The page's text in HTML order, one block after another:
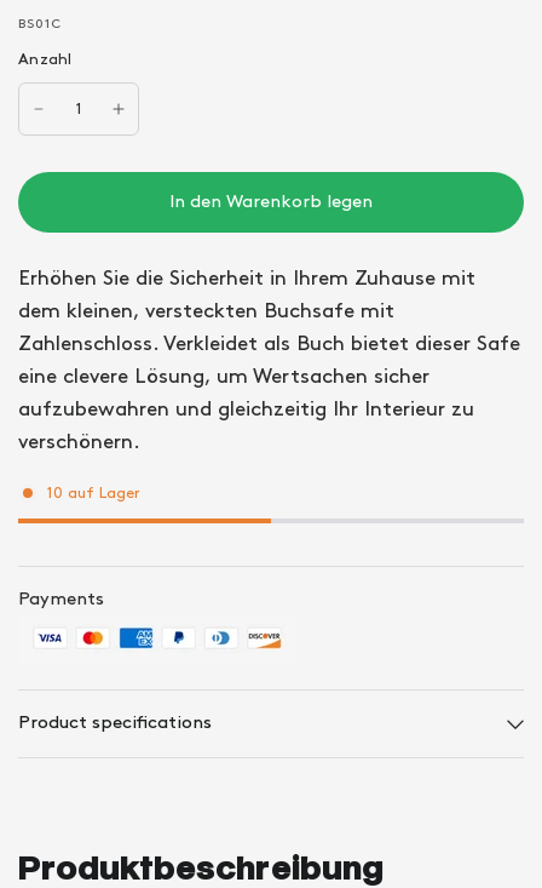
BS01C
Anzahl
In den Warenkorb legen
Erhöhen Sie die Sicherheit in Ihrem Zuhause mit
dem kleinen, versteckten Buchsafe mit
Zahlenschloss. Verkleidet als Buch bietet dieser Safe
eine clevere Lösung, um Wertsachen sicher
aufzubewahren und gleichzeitig Ihr Interieur zu
verschönern.
10 auf Lager
Payments
Product specifications
Produktbeschreibung